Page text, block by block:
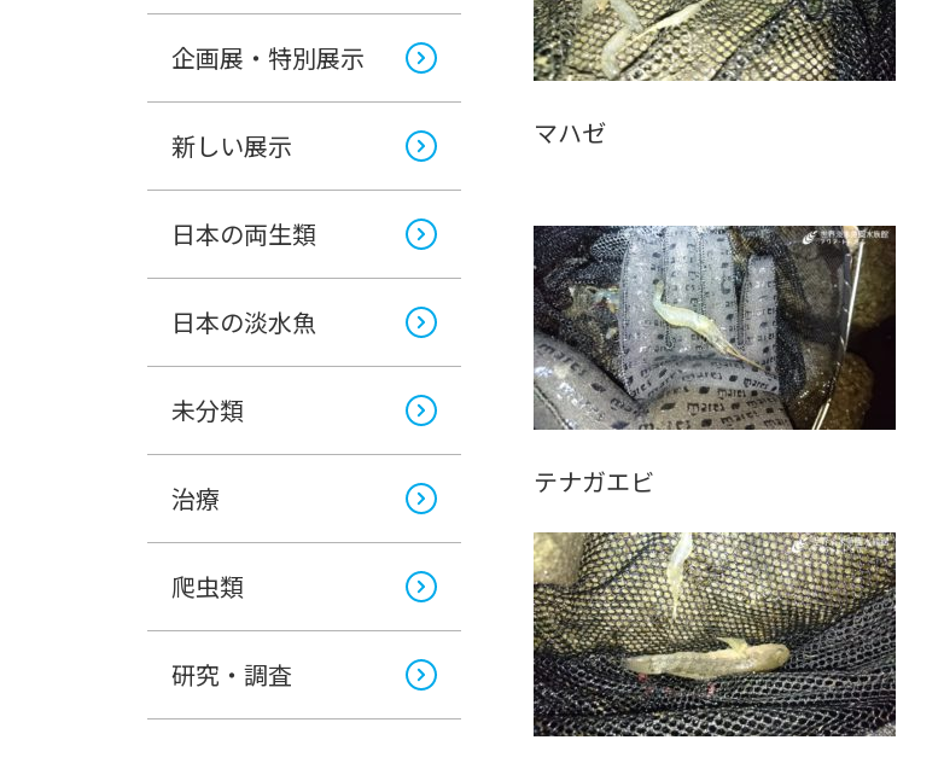
企画展・特別展示
新しい展示
日本の両生類
日本の淡水魚
未分類
治療
爬虫類
研究・調査
マハゼ
テナガエビ